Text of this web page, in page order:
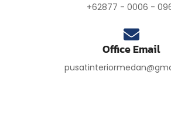
+62877 - 0006 -
Office Email